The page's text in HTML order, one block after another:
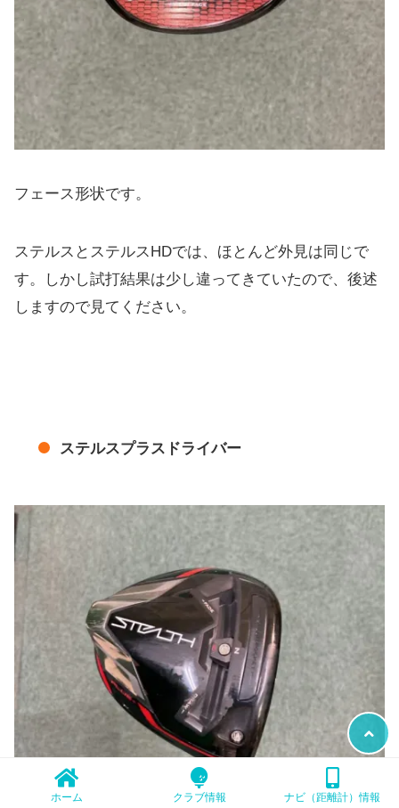
フェース形状です。
ステルスとステルスHDでは、ほとんど外見は同じで
す。しかし試打結果は少し違ってきていたので、後述
しますので見てください。
ステルスプラスドライバー
ホーム クラブ情報 ナビ（距離計）情報